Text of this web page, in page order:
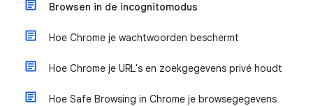
Browsen in de incognitomodus
Hoe Chrome je wachtwoorden beschermt
Hoe Chrome je URL's en zoekgegevens privé houdt
Hoe Safe Browsing in Chrome je browsegegevens